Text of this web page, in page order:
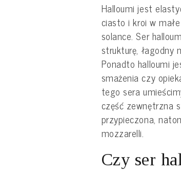
Halloumi jest
ciasto i kroi w
solance. Ser
strukturę, łagodny
Ponadto halloumi
smażenia czy
tego sera
część zewnętrzna
przypieczona,
mozzarelli.
Czy ser